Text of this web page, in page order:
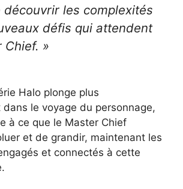
découvrir les complexités
défis qui attendent
Chief. »
Halo plonge plus
le voyage du personnage,
à ce que le Master Chief
et de grandir, maintenant les
et connectés à cette